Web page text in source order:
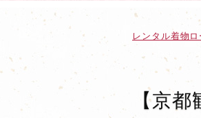
レンタル着物ロ
【京